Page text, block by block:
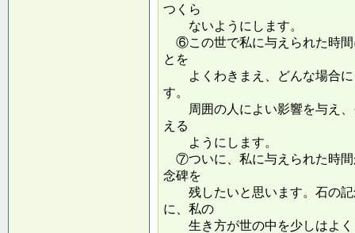
つくら
ないようにします。
⑥この世で私に与えられた時間
とを
よくわきまえ、どんな場合に
す。
周囲の人によい影響を与え、
える
ようにします。
⑦ついに、私に与えられた時間
念碑を
残したいと思います。石の記
に、私の
生き方が世の中を少しはよく